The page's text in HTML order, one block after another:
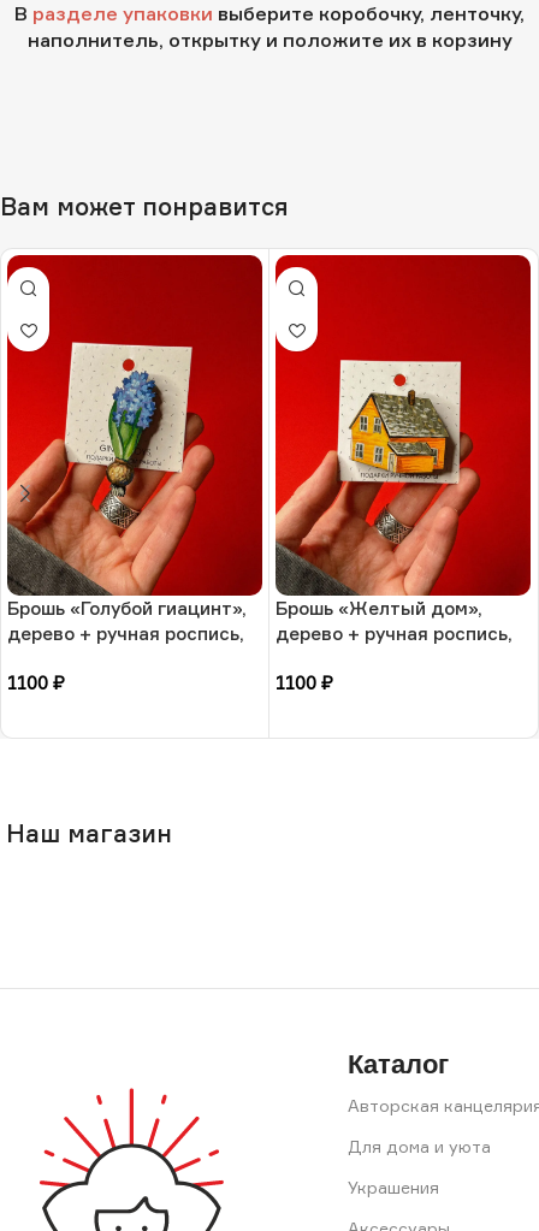
В разделе упаковки выберите коробочку, ленточку,
наполнитель, открытку и положите их в корзину
Вам может понравится
Брошь «Голубой гиацинт»,
дерево + ручная роспись,
1100 ₽
Брошь «Желтый дом»,
дерево + ручная роспись,
1100 ₽
Наш магазин
Каталог
Авторская
Для дома и уюта
Украшения